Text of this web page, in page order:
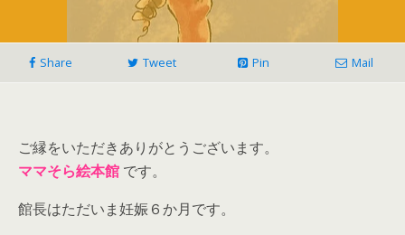
Share Tweet Pin Mail
ご縁をいただきありがとうございます。
ママそら絵本館 です。
館長はただいま妊娠６か月です。